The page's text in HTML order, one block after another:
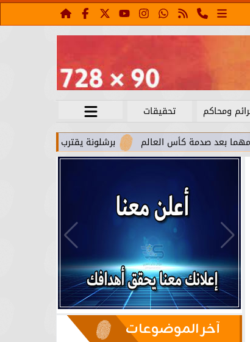
ومحاكم
تحقيقات
برشلونة يقترب من استعادة جواو كانسيلو
كأس العالم
آخر الموضوعات